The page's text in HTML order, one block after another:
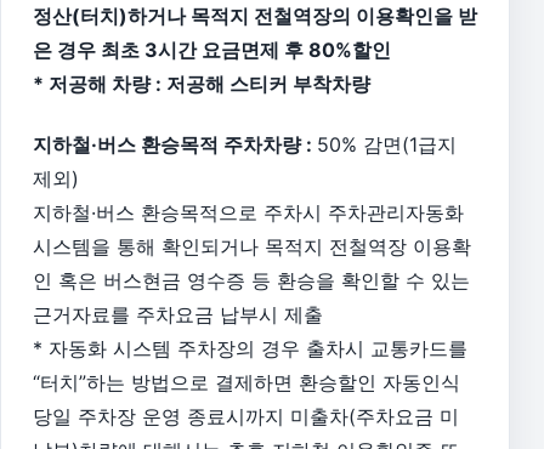
정산(터치)하거나 목적지 전철역장의 이용확인을 받
은 경우 최초 3시간 요금면제 후 80%할인
* 저공해 차량 : 저공해 스티커 부착차량
지하철·버스 환승목적 주차차량 : 50% 감면(1급지
제외)
지하철·버스 환승목적으로 주차시 주차관리자동화
시스템을 통해 확인되거나 목적지 전철역장 이용확
인 혹은 버스현금 영수증 등 환승을 확인할 수 있는
근거자료를 주차요금 납부시 제출
* 자동화 시스템 주차장의 경우 출차시 교통카드를
“터치”하는 방법으로 결제하면 환승할인 자동인식
당일 주차장 운영 종료시까지 미출차(주차요금 미